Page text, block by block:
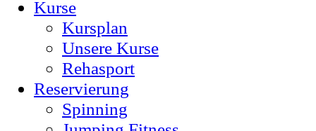
Kurse
Kursplan
Unsere Kurse
Rehasport
Reservierung
Spinning